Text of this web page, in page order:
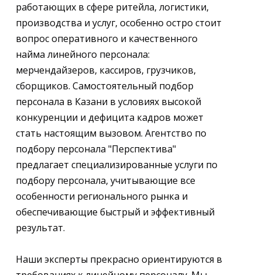
работающих в сфере ритейла, логистики,
производства и услуг, особенно остро стоит
вопрос оперативного и качественного
найма линейного персонала:
мерчендайзеров, кассиров, грузчиков,
сборщиков. Самостоятельный подбор
персонала в Казани в условиях высокой
конкуренции и дефицита кадров может
стать настоящим вызовом. Агентство по
подбору персонала "Перспектива"
предлагает специализированные услуги по
подбору персонала, учитывающие все
особенности регионального рынка и
обеспечивающие быстрый и эффективный
результат.
Наши эксперты прекрасно ориентируются в